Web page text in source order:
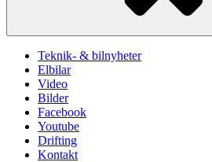
Teknik- & bilnyheter
Elbilar
Video
Bilder
Facebook
Youtube
Drifting
Kontakt